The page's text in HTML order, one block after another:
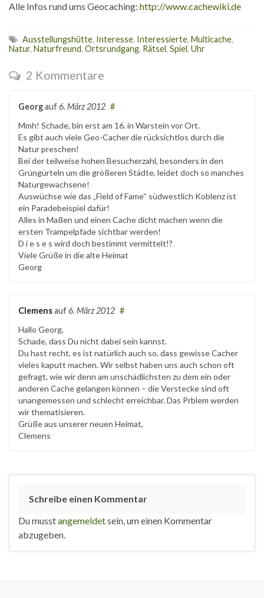
Alle Infos rund ums Geocaching: http://www.cachewiki.de
Ausstellungshütte, Interesse, Interessierte, Multicache,
Natur, Naturfreund, Ortsrundgang, Rätsel, Spiel, Uhr
2 Kommentare
Georgauf6. März 2012 #
Mmh! Schade, bin erst am 16. in Warstein vor Ort.
Es gibt auch viele Geo-Cacher die rücksichtlos durch die
Natur preschen!
Bei der teilweise hohen Besucherzahl, besonders in den
Grüngürteln um die größeren Städte, leidet doch so manches
Naturgewachsene!
Auswüchse wie das „Field of Fame“ südwestlich Koblenz ist
ein Paradebeispiel dafür!
Alles in Maßen und einen Cache dicht machen wenn die
ersten Trampelpfade sichtbar werden!
D i e s e s wird doch bestimmt vermittelt!?
Viele Grüße in die alte Heimat
Georg
Clemensauf6. März 2012 #
Hallo Georg,
Schade, dass Du nicht dabei sein kannst.
Du hast recht, es ist natürlich auch so, dass gewisse Cacher
vieles kaputt machen. Wir selbst haben uns auch schon oft
gefragt, wie wir denn am unschädlichsten zu dem ein oder
anderen Cache gelangen können – die Verstecke sind oft
unangemessen und schlecht erreichbar. Das Prblem werden
wir thematisieren.
Grüße aus unserer neuen Heimat,
Clemens
Schreibe einen Kommentar
Du musstangemeldetsein, um einen Kommentar
abzugeben.